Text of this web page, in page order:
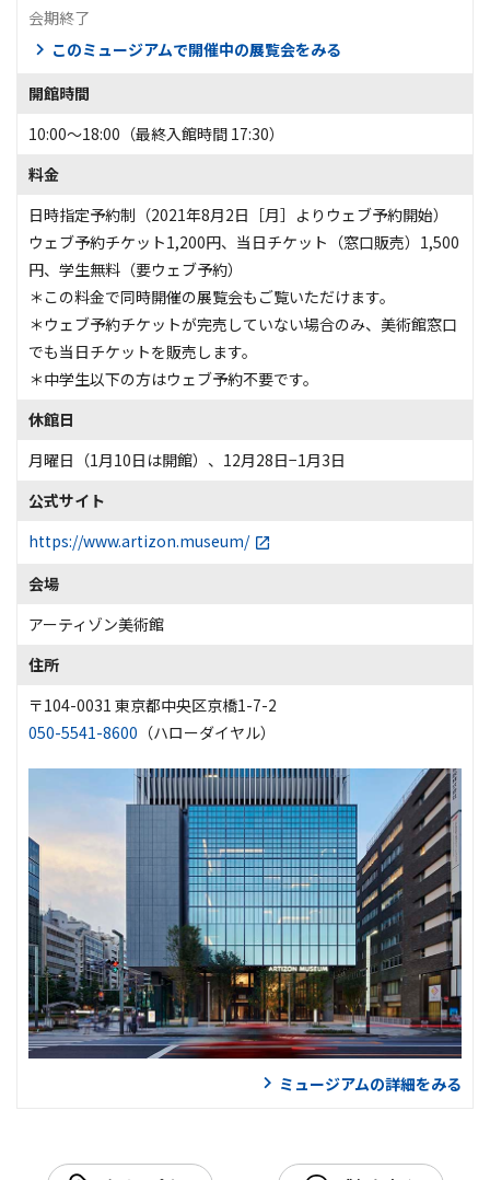
会期終了
このミュージアムで開催中の展覧会をみる
開館時間
10:00〜18:00（最終入館時間 17:30）
料金
日時指定予約制（2021年8月2日［月］よりウェブ予約開始）
ウェブ予約チケット1,200円、当日チケット（窓口販売）1,500
円、学生無料（要ウェブ予約）
＊この料金で同時開催の展覧会もご覧いただけます。
＊ウェブ予約チケットが完売していない場合のみ、美術館窓口
でも当日チケットを販売します。
＊中学生以下の方はウェブ予約不要です。
休館日
月曜日（1月10日は開館）、12月28日−1月3日
公式サイト
https://www.artizon.museum/
会場
アーティゾン美術館
住所
〒104-0031 東京都中央区京橋1-7-2
050-5541-8600 （ハローダイヤル）
ミュージアムの詳細をみる